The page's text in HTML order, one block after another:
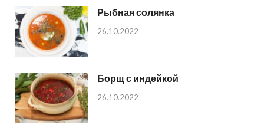
Рыбная солянка
26.10.2022
Борщ с индейкой
26.10.2022